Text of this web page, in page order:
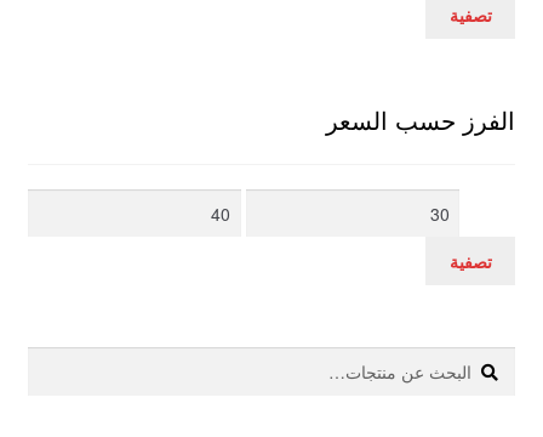
تصفية
الفرز حسب السعر
أدنى
أعلى
تصفية
البحث
عن:
بحث